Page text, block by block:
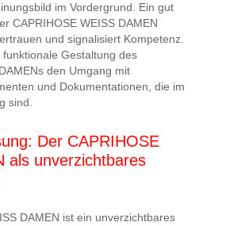
im Vordergrund. Ein gut
CAPRIHOSE WEISS DAMEN
und signalisiert Kompetenz.
Gestaltung des
den Umgang mit
und Dokumentationen, die im
sind.
Der CAPRIHOSE
als unverzichtbares
DAMEN ist ein unverzichtbares